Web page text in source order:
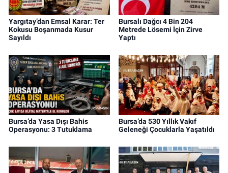
Yargıtay’dan Emsal Karar: Ter
Kokusu Boşanmada Kusur
Sayıldı
Bursalı Dağcı 4 Bin 204
Metrede Lösemi İçin Zirve
Yaptı
Bursa’da Yasa Dışı Bahis
Operasyonu: 3 Tutuklama
Bursa’da 530 Yıllık Vakıf
Geleneği Çocuklarla Yaşatıldı